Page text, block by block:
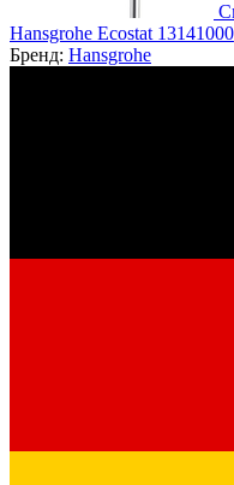
Hansgrohe Ecostat 13141000
Бренд: Hansgrohe